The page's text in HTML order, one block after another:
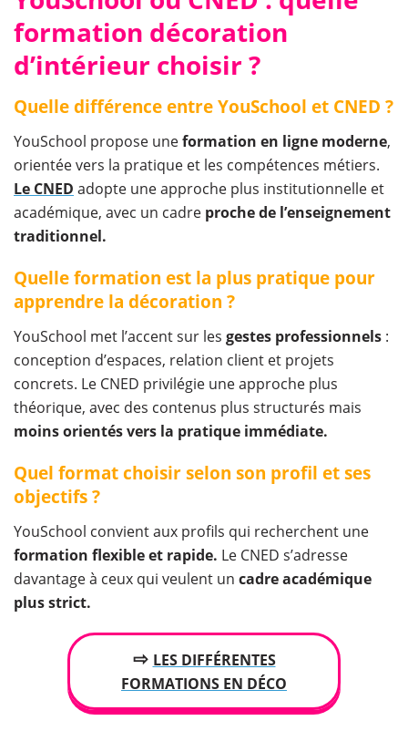
formation décoration
d’intérieur choisir ?
Quelle différence entre YouSchool et CNED ?
YouSchool propose uneformation en ligne moderne,
orientée vers la pratique et les compétences métiers.
Le CNED adopte une approche plus institutionnelle et
académique, avec un cadre proche de l’enseignement
traditionnel.
Quelle formation est la plus pratique pour
apprendre la décoration ?
YouSchool met l’accent sur les gestes professionnels :
conception d’espaces, relation client et projets
concrets. Le CNED privilégie une approche plus
théorique, avec des contenus plus structurés mais
moins orientés vers la pratique immédiate.
Quel format choisir selon son profil et ses
objectifs ?
YouSchool convient aux profils qui recherchent une
formation flexible et rapide. Le CNED s’adresse
davantage à ceux qui veulent un cadre académique
plus strict.
⇨ LES DIFFÉRENTES
FORMATIONS EN DÉCO